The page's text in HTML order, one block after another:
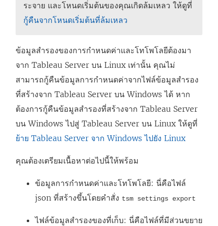
ระจาย และโหนดเริ่มต้นของคุณเกิดล้มเหลว ให้ดูที่
กู้คืนจากโหนดเริ่มต้นที่ล้มเหลว
ข้อมูลสำรองของการกำหนดค่าและโทโพโลยีต้องมา
จาก Tableau Server บน Linux เท่านั้น คุณไม่
สามารถกู้คืนข้อมูลการกำหนดค่าจากไฟล์ข้อมูลสำรอง
ที่สร้างจาก Tableau Server บน Windows ได้ หาก
ต้องการกู้คืนข้อมูลสำรองที่สร้างจาก Tableau Server
บน Windows ไปสู่ Tableau Server บน Linux ให้ดูที่
ย้าย Tableau Server จาก Windows ไปยัง Linux
คุณต้องเตรียมเนื้อหาต่อไปนี้ให้พร้อม
ข้อมูลการกำหนดค่าและโทโพโลยี: นี่คือไฟล์
json ที่สร้างขึ้นโดยคำสั่ง tsm settings export
ไฟล์ข้อมูลสำรองของที่เก็บ: นี่คือไฟล์ที่มีส่วนขยาย